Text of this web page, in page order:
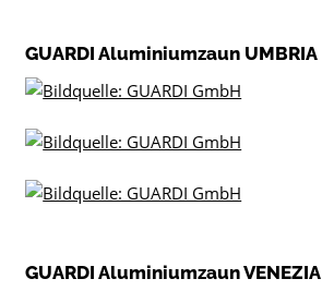
GUARDI Aluminiumzaun UMBRIA
GUARDI Aluminiumzaun VENEZIA